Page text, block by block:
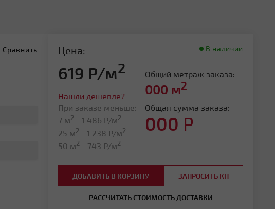
Сравнить Цена:
619 Р/м2
Нашли дешевле?
При заказе меньше:
7 м2 - 1 486 Р/м2
25 м2 - 1 238 Р/м2
50 м2 - 743 Р/м2
В наличии
Общий метраж заказа:
000 м2
Общая сумма заказа:
000 Р
ДОБАВИТЬ В КОРЗИНУ ЗАПРОСИТЬ КП
РАССЧИТАТЬ СТОИМОСТЬ ДОСТАВКИ